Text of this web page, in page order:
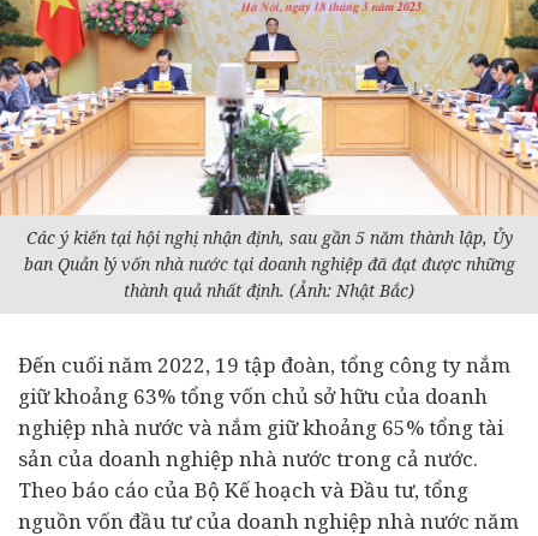
Các ý kiến tại hội nghị nhận định, sau gần 5 năm thành lập, Ủy
ban Quản lý vốn nhà nước tại doanh nghiệp đã đạt được những
thành quả nhất định. (Ảnh: Nhật Bắc)
Đến cuối năm 2022, 19 tập đoàn, tổng công ty nắm
giữ khoảng 63% tổng vốn chủ sở hữu của doanh
nghiệp nhà nước và nắm giữ khoảng 65% tổng tài
sản của doanh nghiệp nhà nước trong cả nước.
Theo báo cáo của Bộ Kế hoạch và Đầu tư, tổng
nguồn vốn đầu tư của doanh nghiệp nhà nước năm